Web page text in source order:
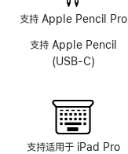
支持 Apple Pencil Pro
支持 Apple Pencil
(USB-C)
支持适用于 iPad Pro